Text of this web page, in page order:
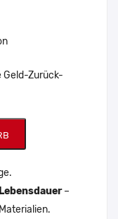
Geld-Zurück-
–